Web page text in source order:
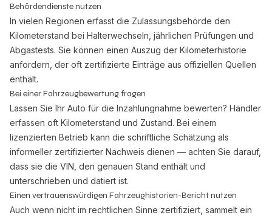
Behördendienste nutzen
In vielen Regionen erfasst die Zulassungsbehörde den
Kilometerstand bei Halterwechseln, jährlichen Prüfungen und
Abgastests. Sie können einen Auszug der Kilometerhistorie
anfordern, der oft zertifizierte Einträge aus offiziellen Quellen
enthält.
Bei einer Fahrzeugbewertung fragen
Lassen Sie Ihr Auto für die Inzahlungnahme bewerten? Händler
erfassen oft Kilometerstand und Zustand. Bei einem
lizenzierten Betrieb kann die schriftliche Schätzung als
informeller zertifizierter Nachweis dienen — achten Sie darauf,
dass sie die VIN, den genauen Stand enthält und
unterschrieben und datiert ist.
Einen vertrauenswürdigen Fahrzeughistorien-Bericht nutzen
Auch wenn nicht im rechtlichen Sinne zertifiziert, sammelt ein